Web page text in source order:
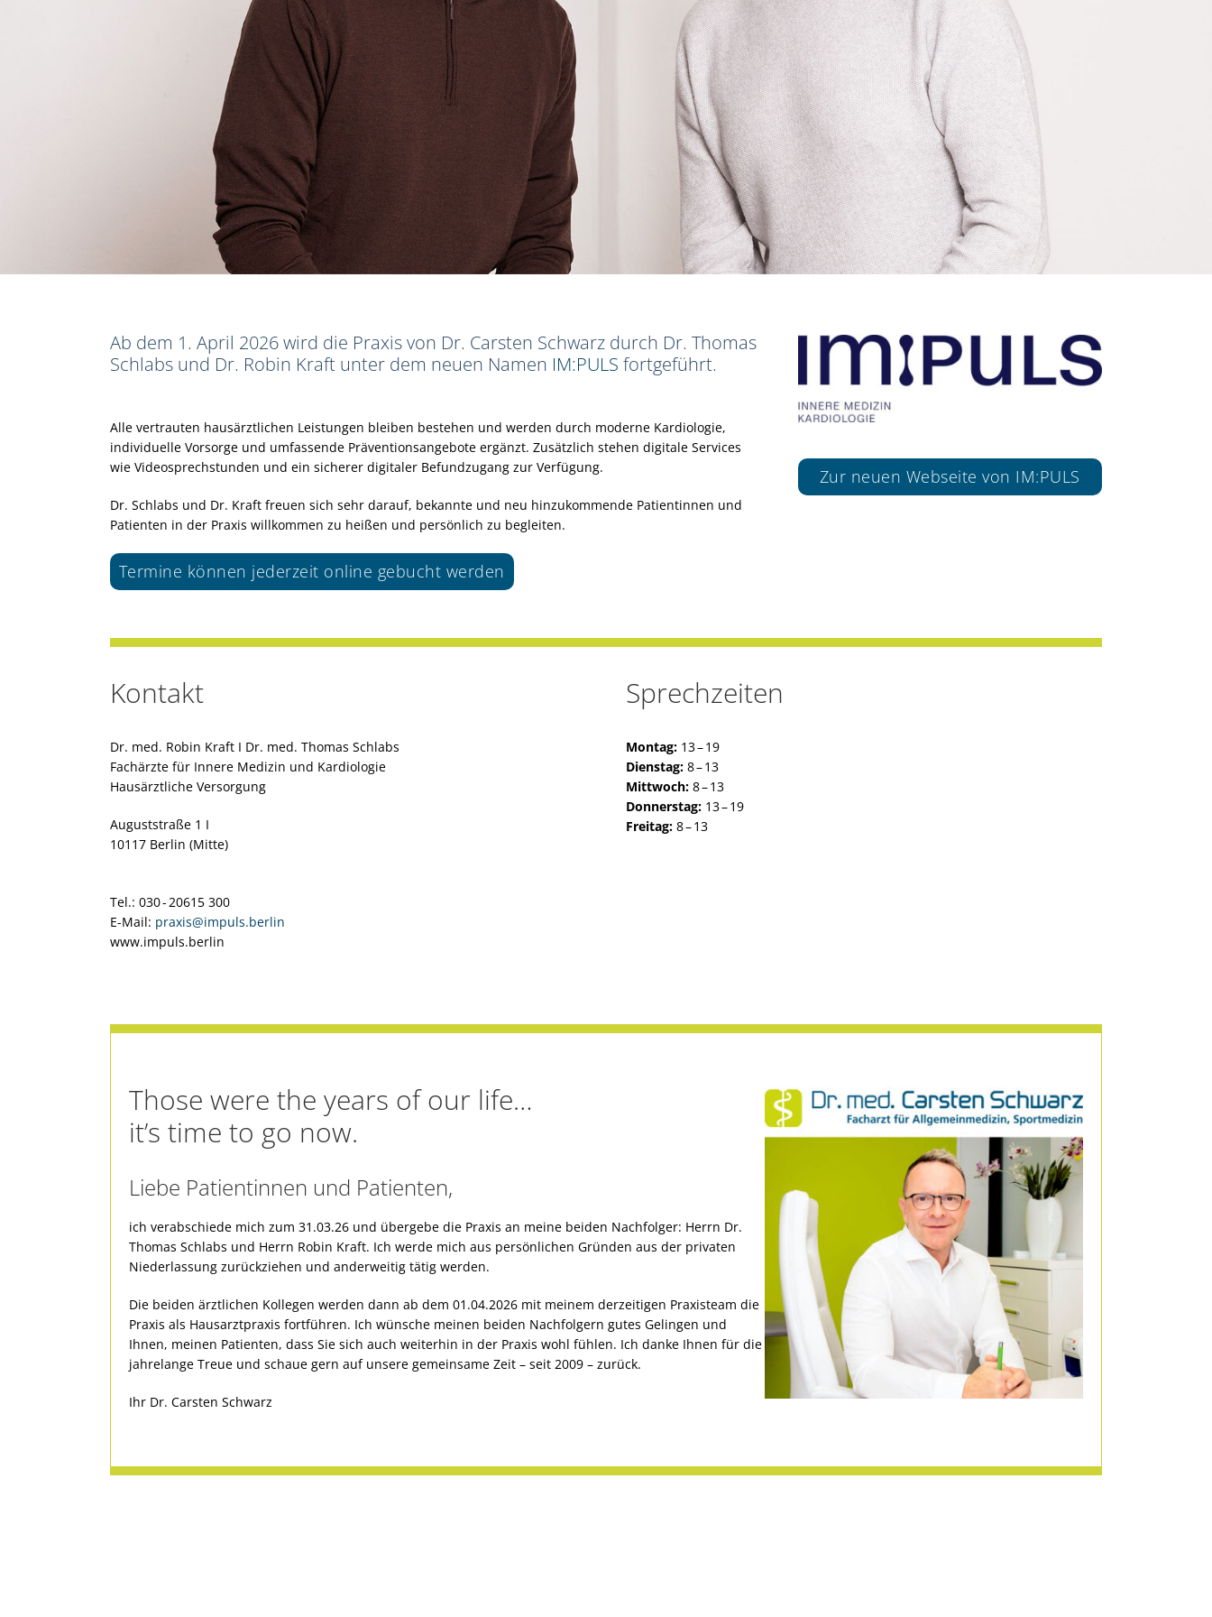
Ab dem 1. April 2026 wird die Praxis von Dr. Carsten Schwarz durch Dr. Thomas
Schlabs und Dr. Robin Kraft unter dem neuen Namen IM:PULS fortgeführt.
Alle vertrauten hausärztlichen Leistungen bleiben bestehen und werden durch moderne Kardiologie,
individuelle Vorsorge und umfassende Präventionsangebote ergänzt. Zusätzlich stehen digitale Services
wie Videosprechstunden und ein sicherer digitaler Befundzugang zur Verfügung.
Dr. Schlabs und Dr. Kraft freuen sich sehr darauf, bekannte und neu hinzukommende Patientinnen und
Patienten in der Praxis willkommen zu heißen und persönlich zu begleiten.
Termine können jederzeit online gebucht werden
Zur neuen Webseite von IM:PULS
Kontakt
Dr. med. Robin Kraft I Dr. med. Thomas Schlabs
Fachärzte für Innere Medizin und Kardiologie
Hausärztliche Versorgung
Auguststraße 1 I
10117 Berlin (Mitte)
Tel.: 030 - 20615 300
E-Mail: praxis@impuls.berlin
www.impuls.berlin
Sprechzeiten
Montag:13 – 19
Dienstag: 8 – 13
Mittwoch:8 – 13
Donnerstag: 13 – 19
Freitag: 8 – 13
Those were the years of our life…
it’s time to go now.
Liebe Patientinnen und Patienten,
ich verabschiede mich zum 31.03.26 und übergebe die Praxis an meine beiden Nachfolger: Herrn Dr.
Thomas Schlabs und Herrn Robin Kraft. Ich werde mich aus persönlichen Gründen aus der privaten
Niederlassung zurückziehen und anderweitig tätig werden.
Die beiden ärztlichen Kollegen werden dann ab dem 01.04.2026 mit meinem derzeitigen Praxisteam die
Praxis als Hausarztpraxis fortführen. Ich wünsche meinen beiden Nachfolgern gutes Gelingen und
Ihnen, meinen Patienten, dass Sie sich auch weiterhin in der Praxis wohl fühlen. Ich danke Ihnen für die
jahrelange Treue und schaue gern auf unsere gemeinsame Zeit – seit 2009 – zurück.
Ihr Dr. Carsten Schwarz